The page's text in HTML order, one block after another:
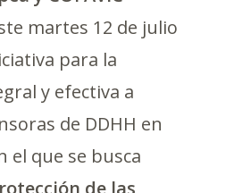
martes 12 de julio
para la
y efectiva a
de DDHH en
el que se busca
de las